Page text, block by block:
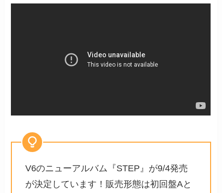
V6のニューアルバム『STEP』が9/4発売
が決定しています！販売形態は初回盤Aと